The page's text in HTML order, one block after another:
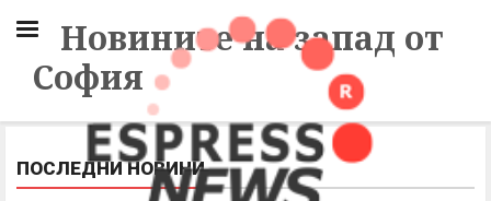
Новините на запад от
София
ПОСЛЕДНИ НОВИНИ